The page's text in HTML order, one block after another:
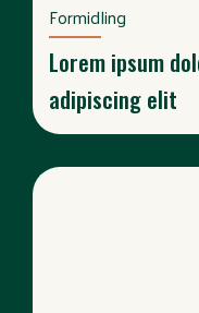
Formidling
Lorem ipsum
adipiscing elit